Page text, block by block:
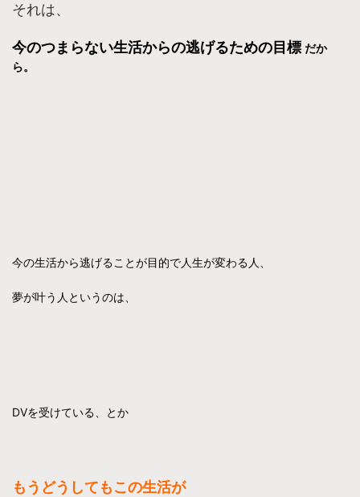
それは、
今のつまらない生活からの逃げるための目標 だか
ら。
今の生活から逃げることが目的で人生が変わる人、
夢が叶う人というのは、
DVを受けている、とか
もうどうしてもこの生活が